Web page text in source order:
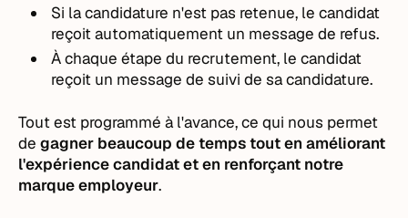
Si la candidature n'est pas retenue, le candidat
reçoit automatiquement un message de refus.
À chaque étape du recrutement, le candidat
reçoit un message de suivi de sa candidature.
Tout est programmé à l'avance, ce qui nous permet
degagner beaucoup de temps tout en améliorant
l'expérience candidat et en renforçant notre
marque employeur.